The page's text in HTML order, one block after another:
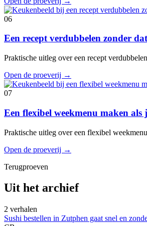
06
Een recept verdubbelen zonder
Praktische uitleg over een recept
Open de proeverij →
07
Een flexibel weekmenu maken als
Praktische uitleg over een flexibel
Open de proeverij →
Terugproeven
Uit het archief
2 verhalen
Sushi bestellen in Zutphen gaat snel en